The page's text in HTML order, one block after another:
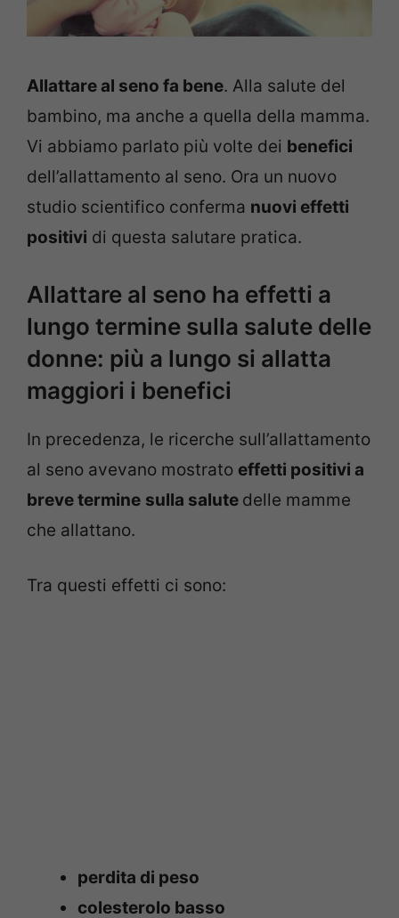
Allattare al seno fa bene. Alla salute del
bambino, ma anche a quella della mamma.
Vi abbiamo parlato più volte dei benefici
dell’allattamento al seno. Ora un nuovo
studio scientifico conferma nuovi effetti
positivi di questa salutare pratica.
Allattare al seno ha effetti a
lungo termine sulla salute delle
donne: più a lungo si allatta
maggiori i benefici
In precedenza, le ricerche sull’allattamento
al seno avevano mostrato effetti positivi a
breve termine sulla salute delle mamme
che allattano.
Tra questi effetti ci sono:
perdita di peso
colesterolo basso